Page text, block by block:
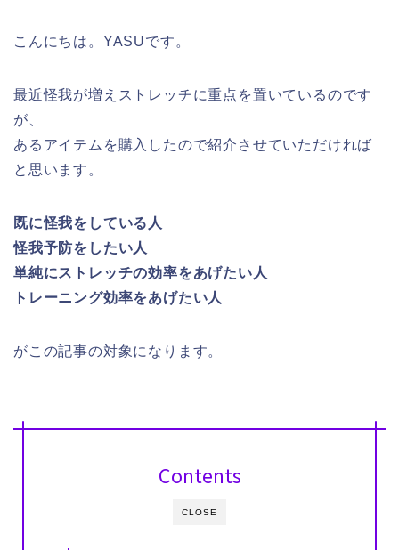
こんにちは。YASUです。
最近怪我が増えストレッチに重点を置いているのです
が、
あるアイテムを購入したので紹介させていただければ
と思います。
既に怪我をしている人
怪我予防をしたい人
単純にストレッチの効率をあげたい人
トレーニング効率をあげたい人
がこの記事の対象になります。
CLOSE
Contents